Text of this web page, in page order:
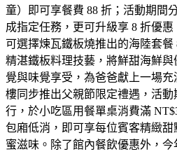
童）即可享餐費 88 折；活動期間
成指定任務，更可升級享 8 折優
可選擇煉瓦鐵板燒推出的海陸套
精湛鐵板料理技藝，將鮮甜海鮮
覺與味覺享受，為爸爸獻上一場
樓同步推出父親節限定禮遇，活
行，於小吃區用餐單桌消費滿
包廂低消，即可享每位賓客精緻
蜜滋味。除了館內餐飲優惠外，